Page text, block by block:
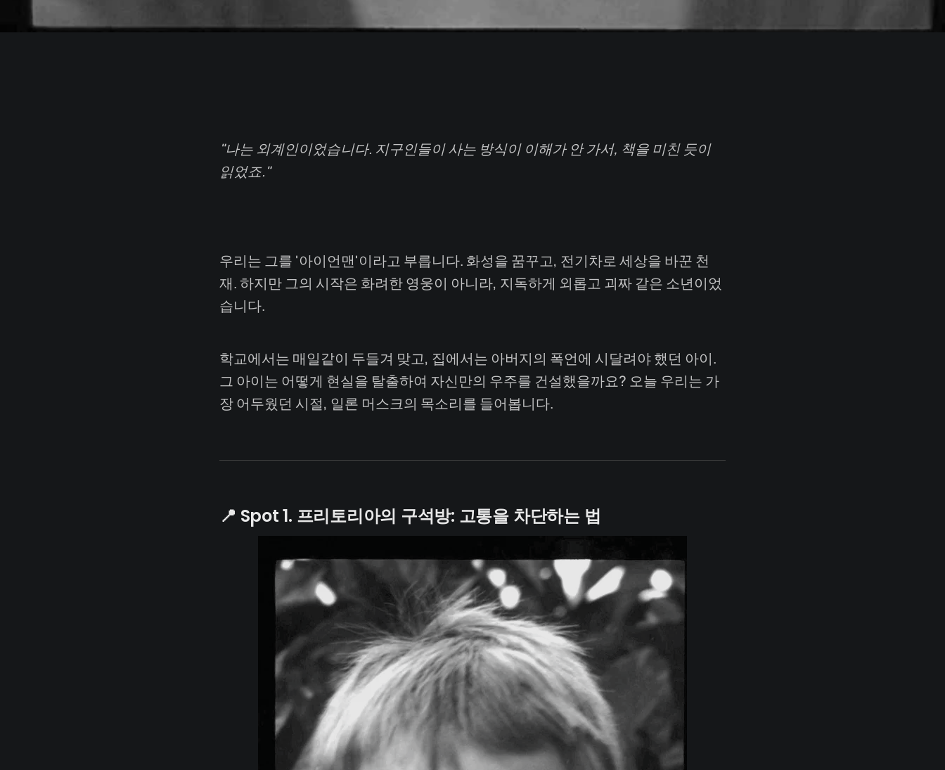
"나는 외계인이었습니다. 지구인들이 사는 방식이 이해가 안 가서, 책을 미친 듯이
읽었죠."
우리는 그를 '아이언맨'이라고 부릅니다. 화성을 꿈꾸고, 전기차로 세상을 바꾼 천
재. 하지만 그의 시작은 화려한 영웅이 아니라, 지독하게 외롭고 괴짜 같은 소년이었
습니다.
학교에서는 매일같이 두들겨 맞고, 집에서는 아버지의 폭언에 시달려야 했던 아이.
그 아이는 어떻게 현실을 탈출하여 자신만의 우주를 건설했을까요? 오늘 우리는 가
장 어두웠던 시절, 일론 머스크의 목소리를 들어봅니다.
📍 Spot 1. 프리토리아의 구석방: 고통을 차단하는 법